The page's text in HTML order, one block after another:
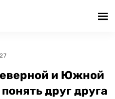
и Южной
друг друга